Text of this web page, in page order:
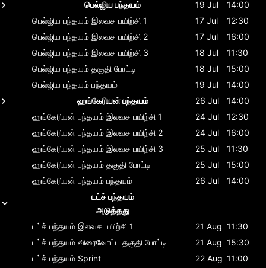
பெல்ஜிய பந்தயம்
19 Jul
14:00
பெல்ஜிய பந்தயம் இலவச பயிற்சி 1 17 Jul
12:30
பெல்ஜிய பந்தயம் இலவச பயிற்சி 2 17 Jul
16:00
பெல்ஜிய பந்தயம் இலவச பயிற்சி 3 18 Jul
11:30
பெல்ஜிய பந்தயம் தகுதி போட்டி 18 Jul
15:00
பெல்ஜிய பந்தயம் பந்தயம் 19 Jul
14:00
ஹங்கேரியன் பந்தயம்
26 Jul
14:00
ஹங்கேரியன் பந்தயம் இலவச பயிற்சி 1 24 Jul
12:30
ஹங்கேரியன் பந்தயம் இலவச பயிற்சி 2 24 Jul
16:00
ஹங்கேரியன் பந்தயம் இலவச பயிற்சி 3 25 Jul
11:30
ஹங்கேரியன் பந்தயம் தகுதி போட்டி 25 Jul
15:00
ஹங்கேரியன் பந்தயம் பந்தயம் 26 Jul
14:00
டட்ச் பந்தயம்
அடுத்தது
டட்ச் பந்தயம் இலவச பயிற்சி 1 21 Aug 11:30
டட்ச் பந்தயம் விரைவோட்ட தகுதி போட்டி 21 Aug 15:30
டட்ச் பந்தயம் Sprint 22 Aug 11:00